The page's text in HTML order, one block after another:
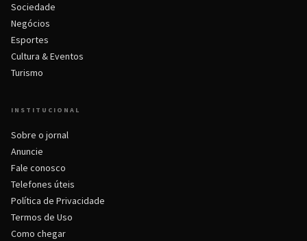
Sociedade
Negócios
Esportes
Cultura & Eventos
Turismo
INSTITUCIONAL
Sobre o jornal
Anuncie
Fale conosco
Telefones úteis
Política de Privacidade
Termos de Uso
Como chegar